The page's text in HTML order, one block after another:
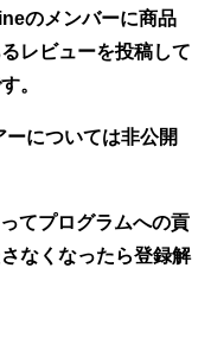
のメンバーに商品
レビューを投稿して
。
については非公開
てプログラムへの貢
なくなったら登録解